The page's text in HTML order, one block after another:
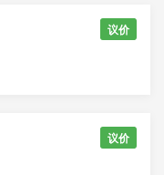
议价
议价